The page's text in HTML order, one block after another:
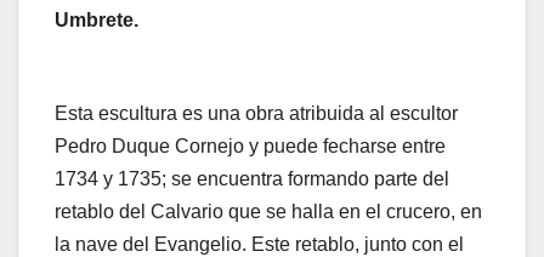
Umbrete.
Esta escultura es una obra atribuida al escultor
Pedro Duque Cornejo y puede fecharse entre
1734 y 1735; se encuentra formando parte del
retablo del Calvario que se halla en el crucero, en
la nave del Evangelio. Este retablo, junto con el